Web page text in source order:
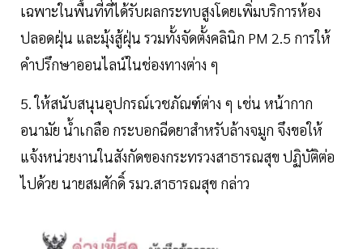
เฉพาะในพื้นที่ที่ได้รับผลกระทบสูงโดยเพิ่มบริการห้อง
ปลอดฝุ่น และมุ้งสู้ฝุ่น รวมทั้งจัดตั้งคลินิก PM 2.5 การให้
คำปรึกษาออนไลน์ในช่องทางต่าง ๆ
5. ให้สนับสนุนอุปกรณ์เวชภัณฑ์ต่าง ๆ เช่น หน้ากาก
อนามัย น้ำเกลือ กระบอกฉีดยาสำหรับล้างจมูก จึงขอให้
แจ้งหน่วยงานในสังกัดของกระทรวงสาธารณสุข ปฏิบัติต่อ
ไปด้วย นายสมศักดิ์ รมว.สาธารณสุข กล่าว